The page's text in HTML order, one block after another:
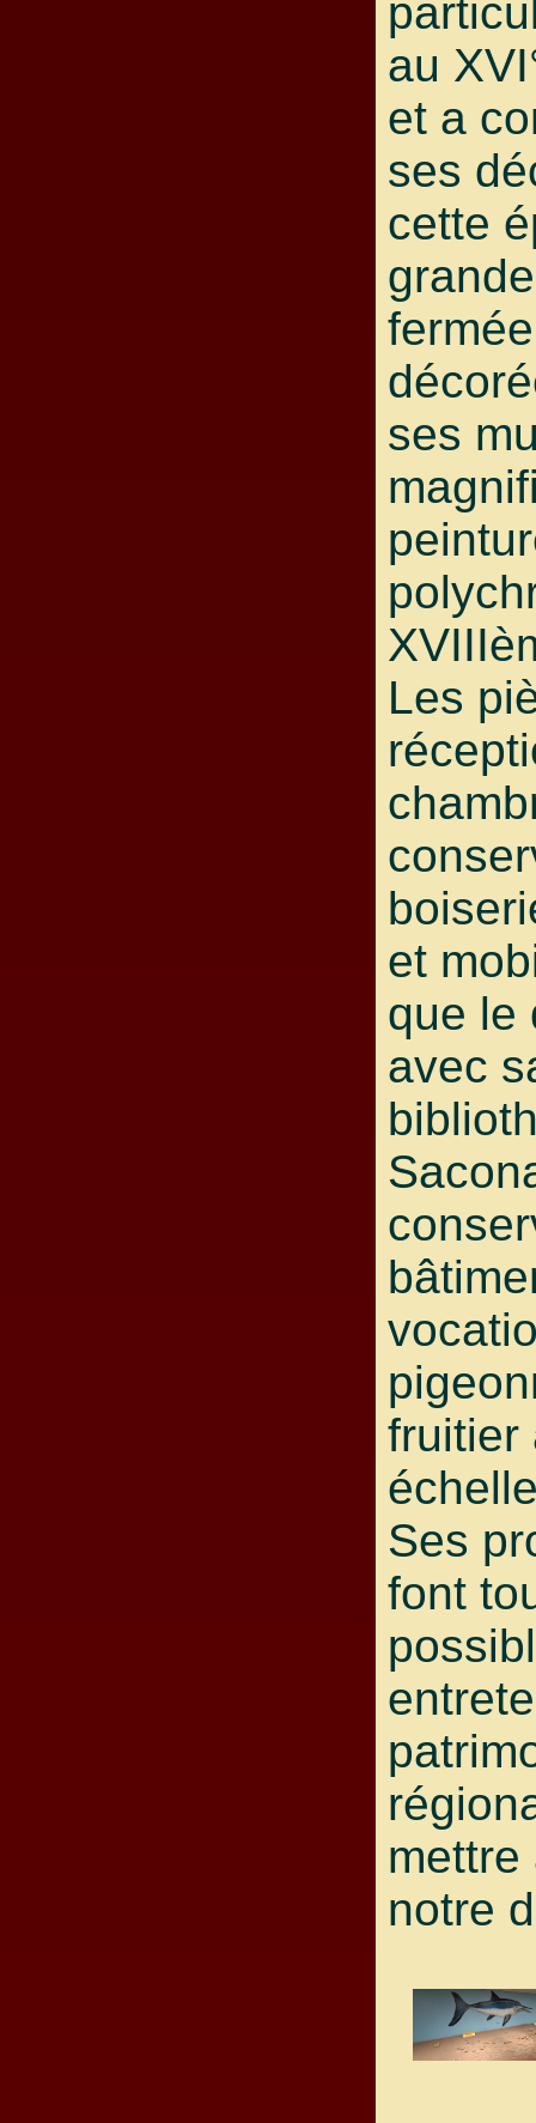
au
et a
ses
cette
ses
Les
et
que le
avec
fruitier
Ses
font
mettre
notre